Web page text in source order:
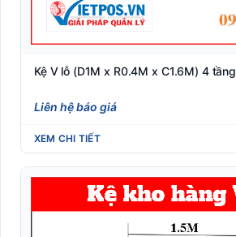
Kệ V lỗ (D1M x R0.4M x C1.6M) 4 tầng
Liên hệ báo giá
XEM CHI TIẾT